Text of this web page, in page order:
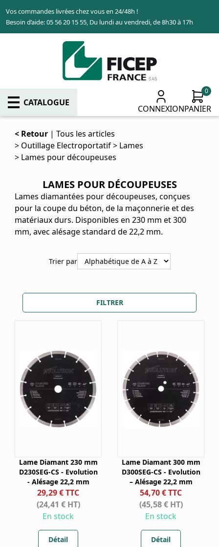
au
Vos commandes livrées chez vous en 24/48h !
Besoin d’aide: 05 56 20 15 55, Du lundi au vendredi, de 8h30 à 17h
CATALOGUE
CONNEXION
0
PANIER
Retour
Tous les articles
Outillage Electroportatif
Lames
Lames pour découpeuses
LAMES POUR DÉCOUPEUSES
Lames diamantées pour découpeuses, conçues
pour la coupe du béton, de la maçonnerie et des
matériaux durs. Disponibles en 230 mm et 300
mm, avec alésage standard de 22,2 mm.
Trier par
FILTRER
Lame Diamant 230 mm
D230SEG-CS - Evolution
- Alésage 22,2 mm
29,29 € TTC
(24,41 € HT)
En stock
Détail
Lame Diamant 300 mm
D300SEG-CS - Evolution
– Alésage 22,2 mm
54,70 € TTC
(45,58 € HT)
En stock
Détail